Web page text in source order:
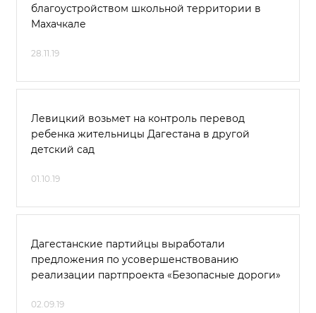
благоустройством школьной территории в
Махачкале
28.11.19
Левицкий возьмет на контроль перевод
ребенка жительницы Дагестана в другой
детский сад
01.10.19
Дагестанские партийцы выработали
предложения по усовершенствованию
реализации партпроекта «Безопасные дороги»
02.09.19